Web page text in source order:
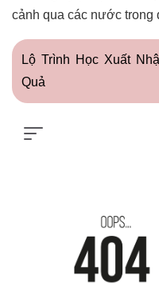
cảnh qua các nước trong
Lộ Trình Học Xuất
Quả